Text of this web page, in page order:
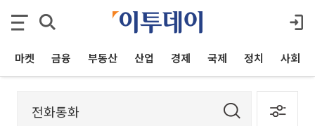
마켓 금융 부동산 산업 경제 국제 정치 사회